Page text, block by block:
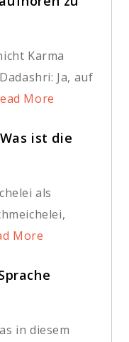
Karma
Ja, auf
More
ist die
als
More
in diesem